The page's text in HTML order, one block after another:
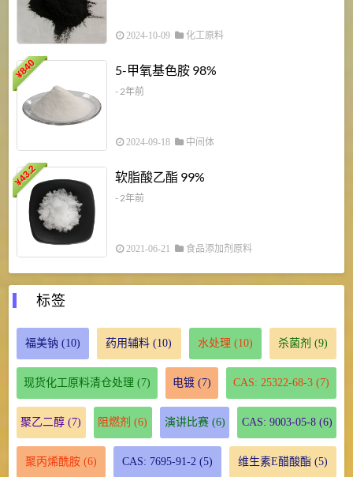
2024-10-09 化工原料
¥
840 5-甲氧基色胺 98%
- 2年前
2024-09-18 中间体
¥
43.2 软脂酸乙酯 99%
- 2年前
2021-06-21 食品添加剂原料
标签
福美钠 (10) 药用辅料 (10) 水处理 (10) 杀菌剂 (9)
现货化工原料清仓处理 (7) 电镀 (7) CAS: 25322-68-3 (7)
聚乙二醇 (7) 阻燃剂 (6) 演讲比赛(6) CAS: 9003-05-8(6)
聚丙烯酰胺(6) CAS: 7695-91-2 (5) 维生素E醋酸酯 (5)